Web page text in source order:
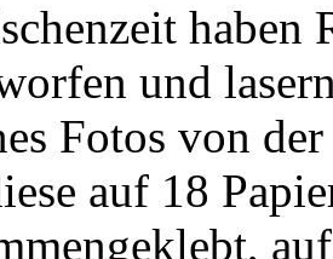
haben
und
Fotos von
auf 18